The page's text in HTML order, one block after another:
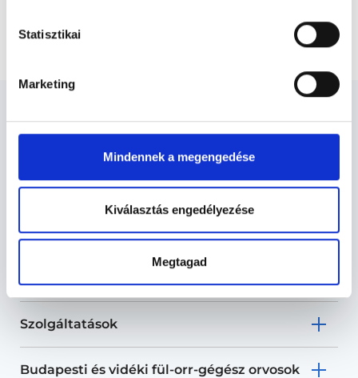
Statisztikai
Marketing
Mindennek a megengedése
Kiválasztás engedélyezése
Megtagad
Fül-orr-gégészeti szakorvosi vizsgálat rákszűréssel
Fül-orr-gégész - Fül-Orr-
Gégészet
Fül-Orr-Gégészet TERÜLETHEZ
Szolgáltatások
Budapesti és vidéki fül-orr-gégész orvosok